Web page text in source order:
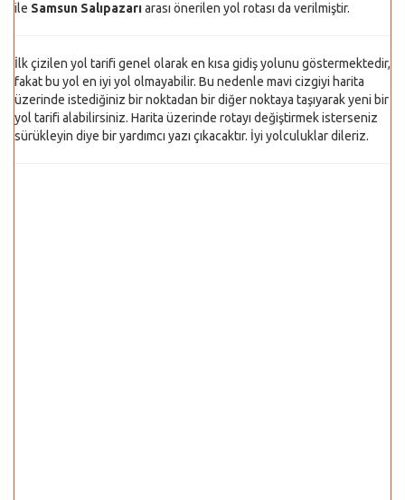
ile Samsun Salıpazarıarası önerilen yol rotası da verilmiştir.
İlk çizilen yol tarifi genel olarak en kısa gidiş yolunu göstermektedir,
fakat bu yol en iyi yol olmayabilir. Bu nedenle mavi cizgiyi harita
üzerinde istediğiniz bir noktadan bir diğer noktaya taşıyarak yeni bir
yol tarifi alabilirsiniz. Harita üzerinde rotayı değiştirmek isterseniz
sürükleyin diye bir yardımcı yazı çıkacaktır. İyi yolculuklar dileriz.